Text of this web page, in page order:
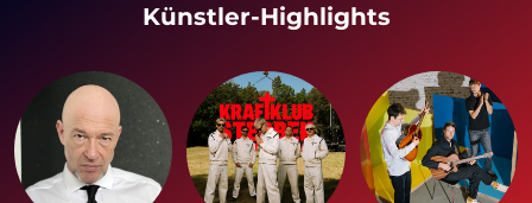
Künstler-Highlights